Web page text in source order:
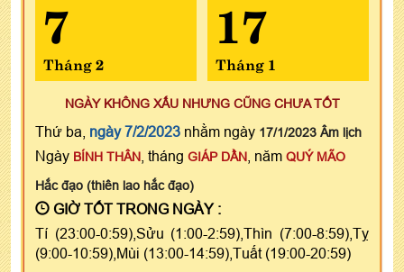
7
Tháng 2
17
Tháng 1
NGÀY KHÔNG XẤU NHƯNG CŨNG CHƯA TỐT
Thứ ba, ngày 7/2/2023 nhằm ngày 17/1/2023 Âm lịch
Ngày BÍNH THÂN , tháng GIÁP DẦN , năm QUÝ MÃO
Hắc đạo (thiên lao hắc đạo)
GIỜ TỐT TRONG NGÀY :
Tí (23:00-0:59),Sửu (1:00-2:59),Thìn (7:00-8:59),Tỵ
(9:00-10:59),Mùi (13:00-14:59),Tuất (19:00-20:59)